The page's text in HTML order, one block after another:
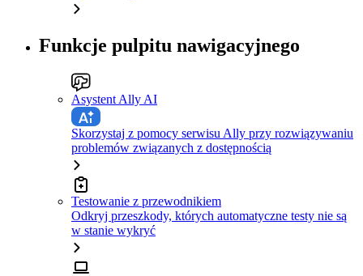
Funkcje pulpitu nawigacyjnego
Asystent Ally AI
Skorzystaj z pomocy serwisu Ally przy rozwiązywaniu
problemów związanych z dostępnością
Testowanie z przewodnikiem
Odkryj przeszkody, których automatyczne testy nie są
w stanie wykryć